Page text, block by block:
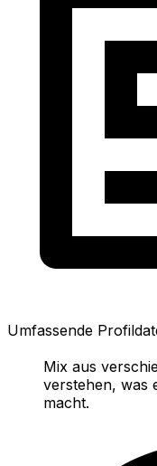
Umfassende
Mix aus
verstehen, was
macht.